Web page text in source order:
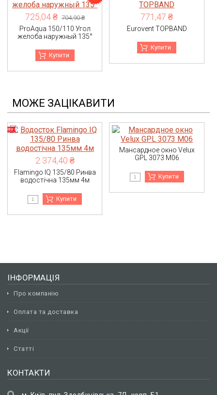
725,04 ₴704,90 ₴
ProAqua 150/110 Угол
желоба наружный 135°
Купити
771,47 ₴
Eurovent TOPBAND
Купити
МОЖЕ ЗАЦІКАВИТИ
2 374,40 ₴
Flamingo IQ 135/80 Ринва
водостічна 135мм 4м
Купити
Мансардное окно Velux
GPL 3073 M06
Купити
КОНТАКТИ
ІНФОРМАЦІЯ
Про компанію
Оплата та доставка
Акції
Статті